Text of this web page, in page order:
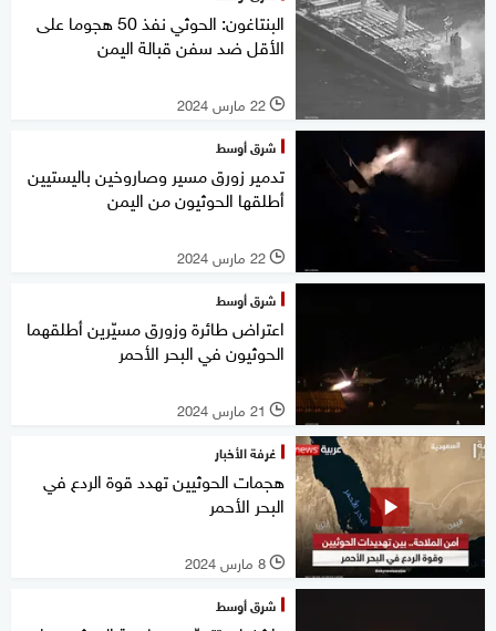
البنتاغون: الحوثي نفذ 50 هجوما على
الأقل ضد سفن قبالة اليمن
l 22 مارس 2024
شرق أوسط
تدمير زورق مسير وصاروخين باليستيين
أطلقها الحوثيون من اليمن
l 22 مارس 2024
شرق أوسط
اعتراض طائرة وزورق مسيّرين أطلقهما
الحوثيون في البحر الأحمر
l 21 مارس 2024
غرفة الأخبار
هجمات الحوثيين تهدد قوة الردع في
البحر الأحمر
l 8 مارس 2024
شرق أوسط